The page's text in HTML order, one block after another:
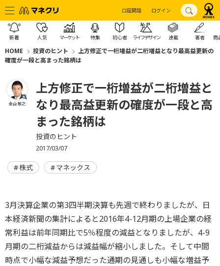
口座開設 ログイン
新着 人気 マーケット 特集 初心者 ライフデザイン 連載 著者 商
HOME 投資のヒント
上方修正で一桁増益が二桁増益となり最高益更新の
確度が一段と高まった銘柄は
金山 敏之
上方修正で一桁増益が二桁増益と
なり最高益更新の確度が一段と高
まった銘柄は
投資のヒント
2017/03/07
株式 マネックス
3月決算企業の第3四半期決算も先週で終わりましたが、日
本経済新聞の集計によると2016年4-12月期の上場企業の経
常利益は前年同期比で5％程度の減益となりましたが、4-9
月期の二桁減益からは減益幅が縮小しました。そして中間
時点で小幅な減益予想だった通期の見通しも小幅な増益予